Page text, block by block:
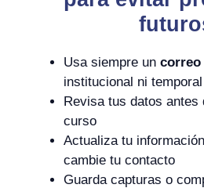
Usa siempre un correo
institucional ni temporal
Revisa tus datos antes
curso
Actualiza tu
cambie tu contacto
Guarda capturas o